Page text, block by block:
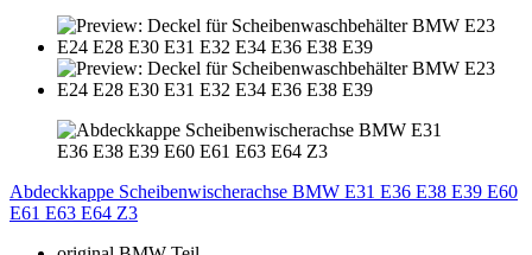
Abdeckkappe Scheibenwischerachse BMW E31 E36 E38 E39 E60
E61 E63 E64 Z3